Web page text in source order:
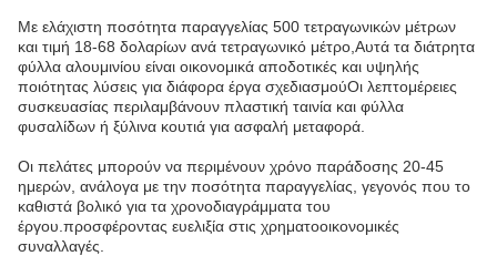
Με ελάχιστη ποσότητα παραγγελίας 500 τετραγωνικών μέτρων
και τιμή 18-68 δολαρίων ανά τετραγωνικό μέτρο,Αυτά τα διάτρητα
φύλλα αλουμινίου είναι οικονομικά αποδοτικές και υψηλής
ποιότητας λύσεις για διάφορα έργα σχεδιασμούΟι λεπτομέρειες
συσκευασίας περιλαμβάνουν πλαστική ταινία και φύλλα
φυσαλίδων ή ξύλινα κουτιά για ασφαλή μεταφορά.
Οι πελάτες μπορούν να περιμένουν χρόνο παράδοσης 20-45
ημερών, ανάλογα με την ποσότητα παραγγελίας, γεγονός που το
καθιστά βολικό για τα χρονοδιαγράμματα του
έργου.προσφέροντας ευελιξία στις χρηματοοικονομικές
συναλλαγές.